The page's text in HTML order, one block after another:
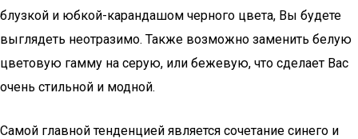
блузкой и юбкой-карандашом черного цвета, Вы будете
выглядеть неотразимо. Также возможно заменить белую
цветовую гамму на серую, или бежевую, что сделает Вас
очень стильной и модной.
Самой главной тенденцией является сочетание синего и